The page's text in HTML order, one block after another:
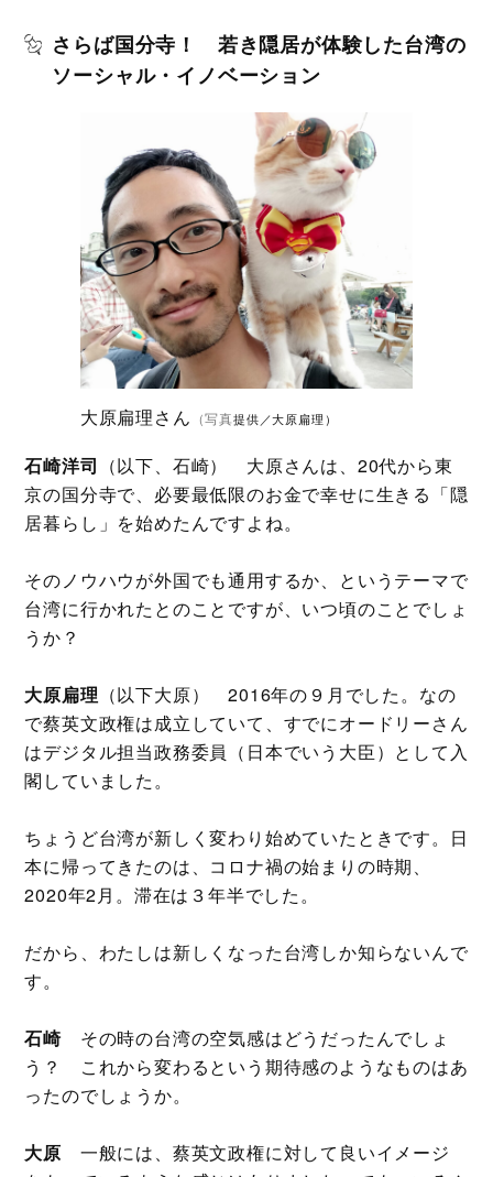
さらば国分寺！ 若き隠居が体験した台湾の
ソーシャル・イノベーション
大原扁理さん （写真提供／大原扁理）
石崎洋司 （以下、石崎） 大原さんは、20代から東
京の国分寺で、必要最低限のお金で幸せに生きる「隠
居暮らし」を始めたんですよね。
そのノウハウが外国でも通用するか、というテーマで
台湾に行かれたとのことですが、いつ頃のことでしょ
うか？
大原扁理 （以下大原） 2016年の９月でした。なの
で蔡英文政権は成立していて、すでにオードリーさん
はデジタル担当政務委員（日本でいう大臣）として入
閣していました。
ちょうど台湾が新しく変わり始めていたときです。日
本に帰ってきたのは、コロナ禍の始まりの時期、
2020年2月。滞在は３年半でした。
だから、わたしは新しくなった台湾しか知らないんで
す。
石崎 その時の台湾の空気感はどうだったんでしょ
う？ これから変わるという期待感のようなものはあ
ったのでしょうか。
大原 一般には、蔡英文政権に対して良いイメージ